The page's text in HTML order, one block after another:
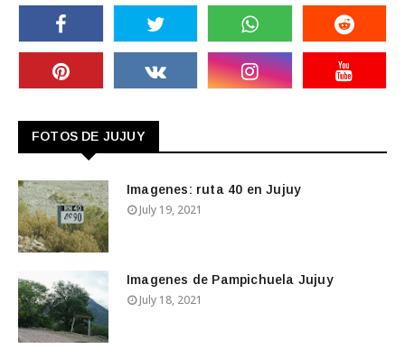
FOTOS DE JUJUY
Imagenes: ruta 40 en Jujuy
July 19, 2021
Imagenes de Pampichuela Jujuy
July 18, 2021